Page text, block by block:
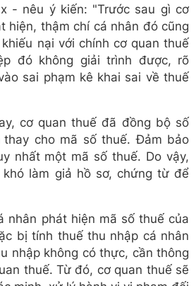
- nêu ý kiến: "Trước sau gì cơ
hiện, thậm chí cá nhân đó cũng
nại với chính cơ quan thuế
đó không giải trình được, rõ
sai phạm kê khai sai về thuế
cơ quan thuế đã đồng bộ số
cho mã số thuế. Đảm bảo
nhất một mã số thuế. Do vậy,
khó làm giả hồ sơ, chứng từ để
nhân phát hiện mã số thuế của
bị tính thuế thu nhập cá nhân
nhập không có thực, cần thông
thuế. Từ đó, cơ quan thuế sẽ